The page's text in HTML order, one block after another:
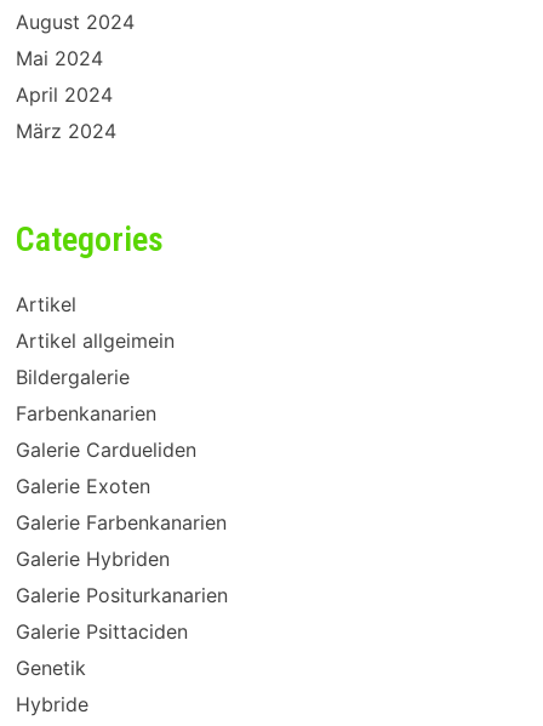
August 2024
Mai 2024
April 2024
März 2024
Categories
Artikel
Artikel allgeimein
Bildergalerie
Farbenkanarien
Galerie Cardueliden
Galerie Exoten
Galerie Farbenkanarien
Galerie Hybriden
Galerie Positurkanarien
Galerie Psittaciden
Genetik
Hybride